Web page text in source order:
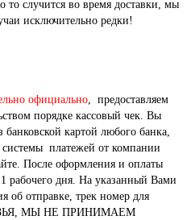
то случится во время доставки, мы
исключительно редки!
официально, предоставляем
порядке кассовый чек. Вы
картой любого банка,
платежей от компании
После оформления и оплаты
рабочего дня. На указанный Вами
об отправке, трек номер для
МЫ НЕ ПРИНИМАЕМ